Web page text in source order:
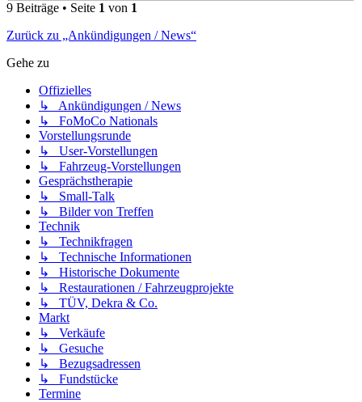
9 Beiträge • Seite 1 von 1
Zurück zu „Ankündigungen / News“
Gehe zu
Offizielles
↳ Ankündigungen / News
↳ FoMoCo Nationals
Vorstellungsrunde
↳ User-Vorstellungen
↳ Fahrzeug-Vorstellungen
Gesprächstherapie
↳ Small-Talk
↳ Bilder von Treffen
Technik
↳ Technikfragen
↳ Technische Informationen
↳ Historische Dokumente
↳ Restaurationen / Fahrzeugprojekte
↳ TÜV, Dekra & Co.
Markt
↳ Verkäufe
↳ Gesuche
↳ Bezugsadressen
↳ Fundstücke
Termine